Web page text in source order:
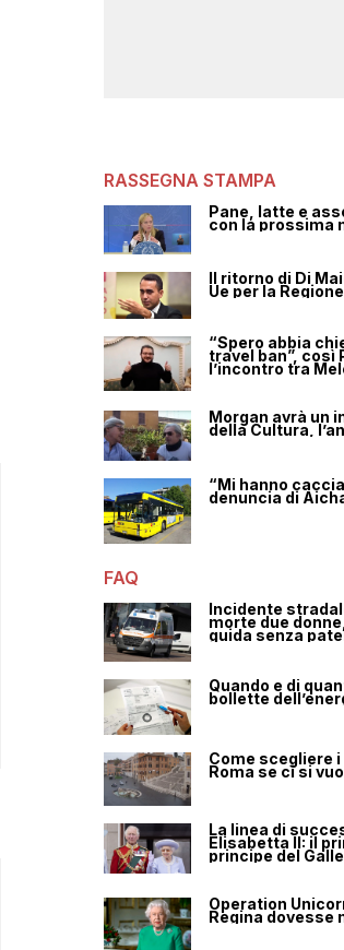
RASSEGNA STAMPA
Pane, latte e
con la prossima
Il ritorno di Di
Ue per la
“Spero abbia
travel ban”, così
l’incontro tra
Morgan avrà un
della Cultura,
“Mi hanno
denuncia di
FAQ
Incidente
morte due
guida senza
Quando e di
bollette
Come scegliere
Roma se ci si
La linea di
Elisabetta II: il
principe del
Operation
Regina dovesse